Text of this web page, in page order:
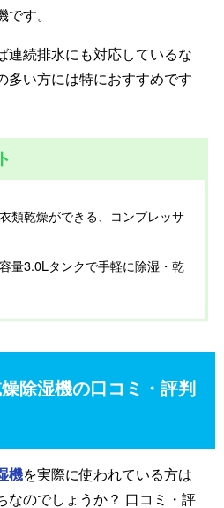
す。
連続排水にも対応しているな
多い方には特におすすめです
類乾燥ができる、コンプレッサ
量3.0Lタンクで手軽に除湿・乾
除湿機の口コミ・評判
機を実際に使われている方は
なのでしょうか？ 口コミ・評